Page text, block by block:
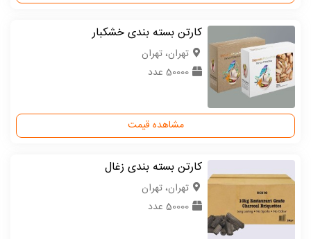
کارتن بسته بندی خشکبار
تهران، تهران
50000 عدد
مشاهده قیمت
کارتن بسته بندی زغال
تهران، تهران
50000 عدد